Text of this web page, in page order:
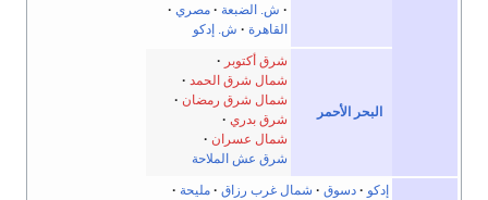
ش. الضبعة
مصري
القاهرة
ش. إدكو
البحر الأحمر
شرق أكتوبر
شمال شرق الحمد
شمال شرق رمضان
شرق بدري
شمال عسران
شرق عش الملاحة
إدكو دسوق شمال غرب رزاق
مليحة